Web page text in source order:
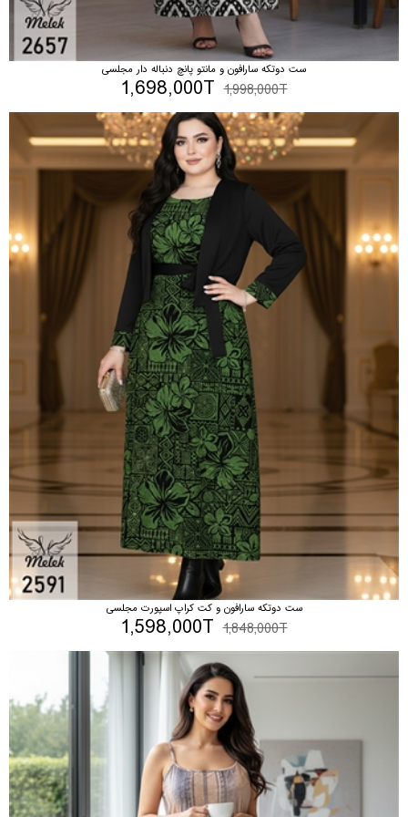
ست دوتکه سارافون و مانتو پانچ دنباله دار مجلسی
1,998,000T
1,698,000T
ست دوتکه سارافون و کت کراپ اسپورت مجلسی
1,848,000T
1,598,000T